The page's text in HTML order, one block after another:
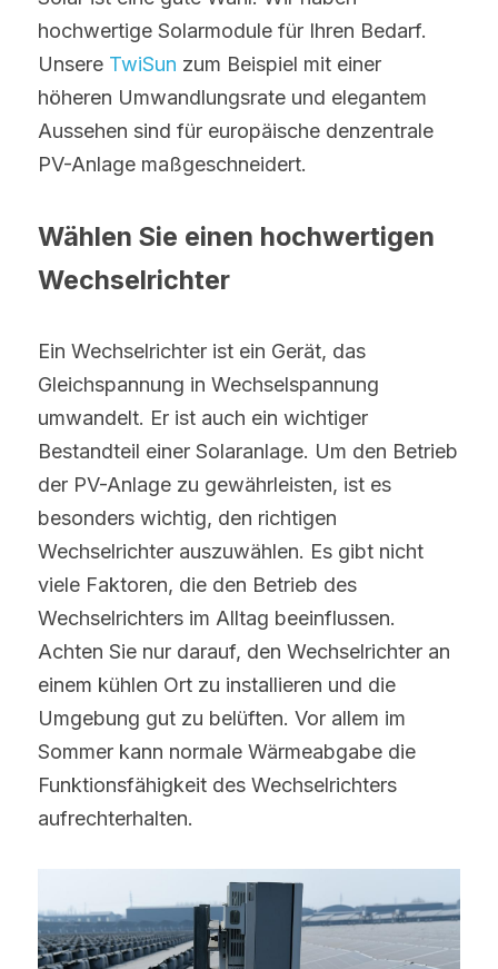
hochwertige Solarmodule für Ihren Bedarf.
Unsere TwiSun zum Beispiel mit einer
höheren Umwandlungsrate und elegantem
Aussehen sind für europäische denzentrale
PV-Anlage maßgeschneidert.
Wählen Sie einen hochwertigen
Wechselrichter
Ein Wechselrichter ist ein Gerät, das
Gleichspannung in Wechselspannung
umwandelt. Er ist auch ein wichtiger
Bestandteil einer Solaranlage. Um den Betrieb
der PV-Anlage zu gewährleisten, ist es
besonders wichtig, den richtigen
Wechselrichter auszuwählen. Es gibt nicht
viele Faktoren, die den Betrieb des
Wechselrichters im Alltag beeinflussen.
Achten Sie nur darauf, den Wechselrichter an
einem kühlen Ort zu installieren und die
Umgebung gut zu belüften. Vor allem im
Sommer kann normale Wärmeabgabe die
Funktionsfähigkeit des Wechselrichters
aufrechterhalten.